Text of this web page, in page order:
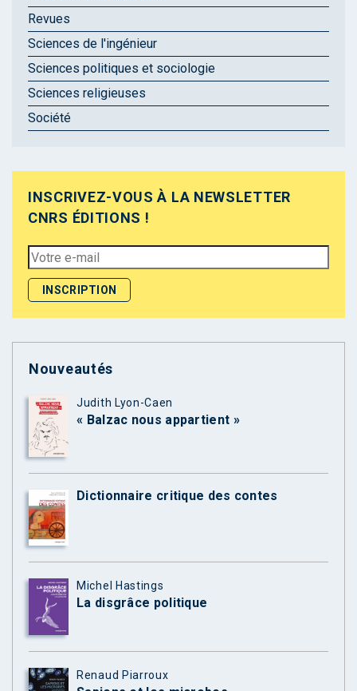
Revues
Sciences de l'ingénieur
Sciences politiques et sociologie
Sciences religieuses
Société
INSCRIVEZ-VOUS À LA NEWSLETTER
CNRS ÉDITIONS !
Nouveautés
Judith Lyon-Caen
« Balzac nous appartient »
Dictionnaire critique des contes
Michel Hastings
La disgrâce politique
Renaud Piarroux